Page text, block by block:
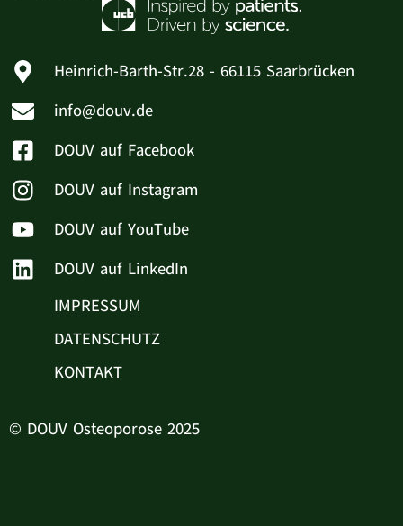
Heinrich-Barth-Str.28 - 66115 Saarbrücken
info@douv.de
DOUV auf Facebook
DOUV auf Instagram
DOUV auf YouTube
DOUV auf LinkedIn
IMPRESSUM
DATENSCHUTZ
KONTAKT
© DOUV Osteoporose 2025